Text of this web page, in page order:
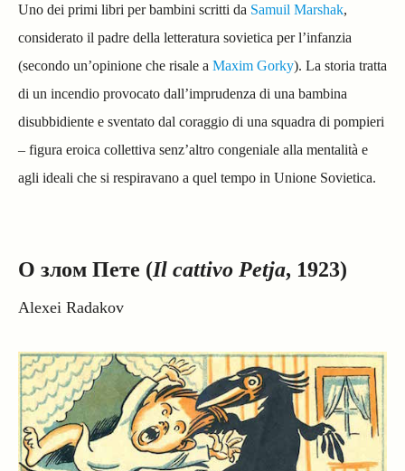
Uno dei primi libri per bambini scritti da Samuil Marshak,
considerato il padre della letteratura sovietica per l’infanzia
(secondo un’opinione che risale a Maxim Gorky). La storia tratta
di un incendio provocato dall’imprudenza di una bambina
disubbidiente e sventato dal coraggio di una squadra di pompieri
– figura eroica collettiva senz’altro congeniale alla mentalità e
agli ideali che si respiravano a quel tempo in Unione Sovietica.
О злом Пете (Il cattivo Petja, 1923)
Alexei Radakov